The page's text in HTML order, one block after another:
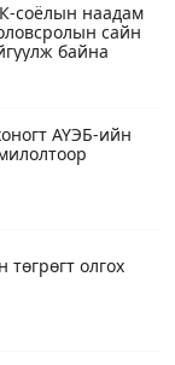
соёлын наадам
сайн
байна
АҮЭБ-ийн
олгох